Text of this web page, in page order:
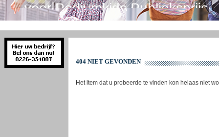
voor Podiumkids Publieksprijs
404 NIET GEVONDEN
Het item dat u probeerde te vinden kon helaas niet